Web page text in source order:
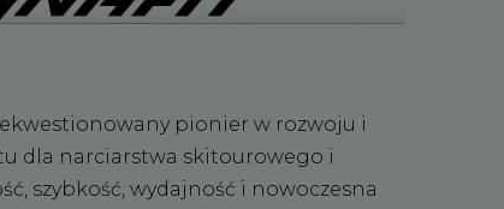
pionier w rozwoju i
dla narciarstwa skitourowego i
szybkość, wydajność i nowoczesna